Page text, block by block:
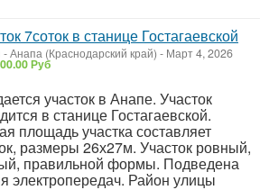
7соток в станице Гостагаевской
-Анапа (Краснодарский край) - Март 4, 2026
Руб
участок в Анапе. Участок
в станице Гостагаевской.
площадь участка составляет
размеры 26х27м. Участок ровный,
правильной формы. Подведена
электропередач. Район улицы